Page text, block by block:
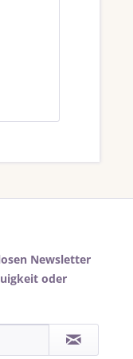
Newsletter
oder